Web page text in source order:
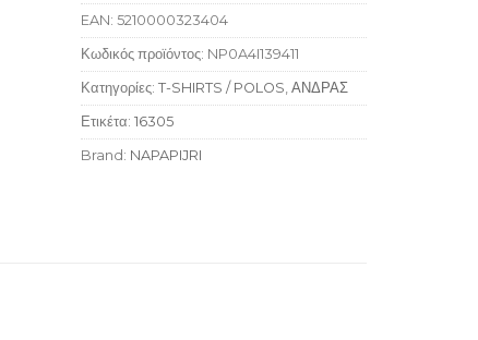
EAN: 5210000323404
Κωδικός προϊόντος: NP0A4I139411
Κατηγορίες: T-SHIRTS / POLOS, ΑΝΔΡΑΣ
Ετικέτα: 16305
Brand: NAPAPIJRI